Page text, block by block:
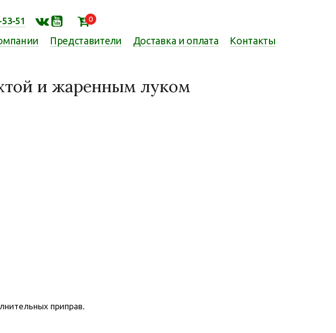
51 0
Представители Доставка и оплата Контакты
и жаренным луком
приправ.